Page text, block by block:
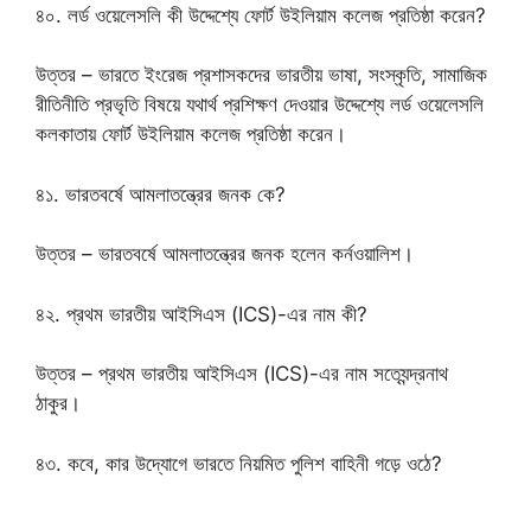
৪০. লর্ড ওয়েলেসলি কী উদ্দেশ্যে ফোর্ট উইলিয়াম কলেজ প্রতিষ্ঠা করেন?
উত্তর – ভারতে ইংরেজ প্রশাসকদের ভারতীয় ভাষা, সংস্কৃতি, সামাজিক
রীতিনীতি প্রভৃতি বিষয়ে যথার্থ প্রশিক্ষণ দেওয়ার উদ্দেশ্যে লর্ড ওয়েলেসলি
কলকাতায় ফোর্ট উইলিয়াম কলেজ প্রতিষ্ঠা করেন।
৪১. ভারতবর্ষে আমলাতন্ত্রের জনক কে?
উত্তর – ভারতবর্ষে আমলাতন্ত্রের জনক হলেন কর্নওয়ালিশ।
৪২. প্রথম ভারতীয় আইসিএস (ICS)-এর নাম কী?
উত্তর – প্রথম ভারতীয় আইসিএস (ICS)-এর নাম সত্যেন্দ্রনাথ
ঠাকুর।
৪৩. কবে, কার উদ্যোগে ভারতে নিয়মিত পুলিশ বাহিনী গড়ে ওঠে?